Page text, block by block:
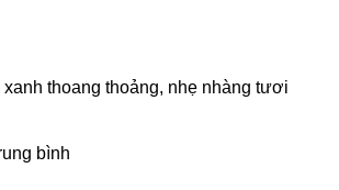
thoang thoảng, nhẹ nhàng tươi
bình